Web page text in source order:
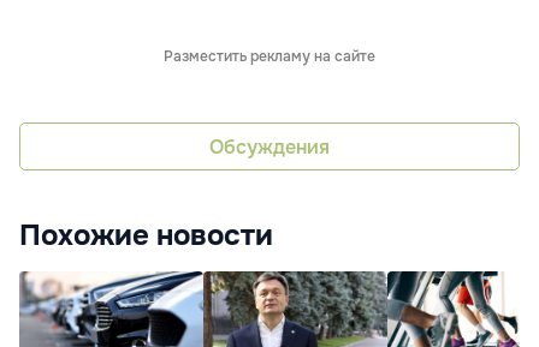
Разместить рекламу на сайте
Обсуждения
Похожие новости